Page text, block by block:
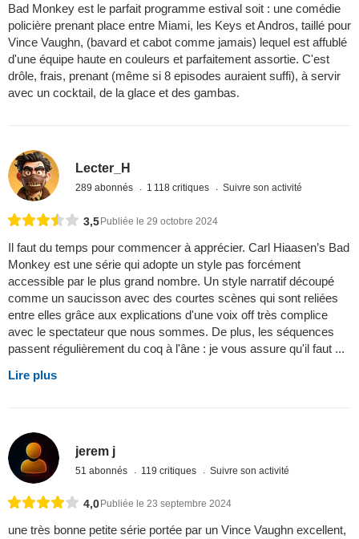
Bad Monkey est le parfait programme estival soit : une comédie
policière prenant place entre Miami, les Keys et Andros, taillé pour
Vince Vaughn, (bavard et cabot comme jamais) lequel est affublé
d'une équipe haute en couleurs et parfaitement assortie. C'est
drôle, frais, prenant (même si 8 episodes auraient suffi), à servir
avec un cocktail, de la glace et des gambas.
Lecter_H
289 abonnés 1 118 critiques Suivre son activité
3,5 Publiée le 29 octobre 2024
Il faut du temps pour commencer à apprécier. Carl Hiaasen’s Bad
Monkey est une série qui adopte un style pas forcément
accessible par le plus grand nombre. Un style narratif découpé
comme un saucisson avec des courtes scènes qui sont reliées
entre elles grâce aux explications d'une voix off très complice
avec le spectateur que nous sommes. De plus, les séquences
passent régulièrement du coq à l'âne : je vous assure qu'il faut ...
Lire plus
jerem j
51 abonnés 119 critiques Suivre son activité
4,0 Publiée le 23 septembre 2024
une très bonne petite série portée par un Vince Vaughn excellent,